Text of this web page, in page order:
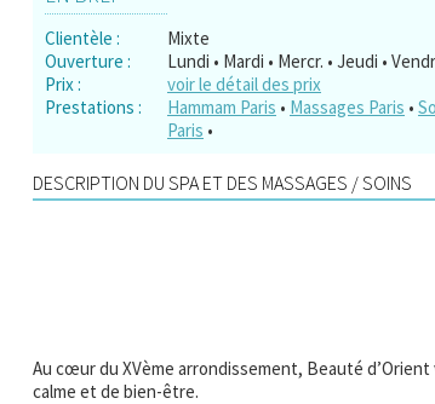
Clientèle :
Mixte
Ouverture :
Lundi • Mardi • Mercr. • Jeudi •
Prix :
voir le détail des prix
Prestations :
Hammam Paris • Massages Paris •
Paris •
DESCRIPTION DU SPA ET DES MASSAGES / SOINS
Au cœur du XVème arrondissement, Beauté
calme et de bien-être.